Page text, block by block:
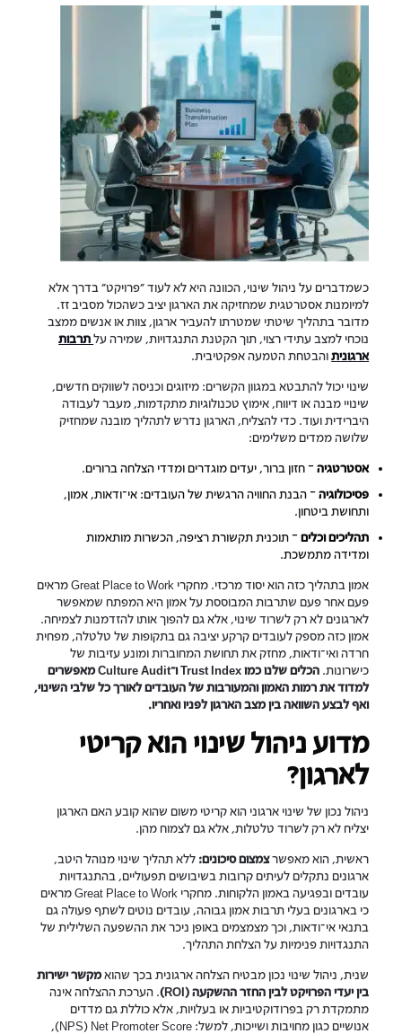
כשמדברים על ניהול שינוי, הכוונה היא לא לעוד “פרויקט” בדרך אלא
למיומנות אסטרטגית שמחזיקה את הארגון יציב כשהכול מסביב זז.
מדובר בתהליך שיטתי שמטרתו להעביר ארגון, צוות או אנשים ממצב
נוכחי למצב עתידי רצוי, תוך הקטנת התנגדויות, שמירה עלתרבות
ארגוניתוהבטחת הטמעה אפקטיבית.
שינוי יכול להתבטא במגוון הקשרים: מיזוגים וכניסה לשווקים חדשים,
שינויי מבנה או דיווח, אימוץ טכנולוגיות מתקדמות, מעבר לעבודה
היברידית ועוד. כדי להצליח, הארגון נדרש לתהליך מובנה שמחזיק
שלושה ממדים משלימים:
אסטרטגיה– חזון ברור, יעדים מוגדרים ומדדי הצלחה ברורים.
פסיכולוגיה– הבנת החוויה הרגשית של העובדים: אי־ודאות, אמון,
ותחושת ביטחון.
תהליכים וכלים– תוכנית תקשורת רציפה, הכשרות מותאמות
ומדידה מתמשכת.
אמון בתהליך כזה הוא יסוד מרכזי. מחקרי Great Place to Work מראים
פעם אחר פעם שתרבות המבוססת על אמון היא המפתח שמאפשר
לארגונים לא רק לשרוד שינוי, אלא גם להפוך אותו להזדמנות לצמיחה.
אמון כזה מספק לעובדים קרקע יציבה גם בתקופות של טלטלה, מפחית
חרדה ואי־ודאות, מחזק את תחושת המחוברות ומונע עזיבות של
כישרונות.
הכלים שלנו כמו Trust Index ו־Culture Audit מאפשרים
למדוד את רמות האמון והמעורבות של העובדים לאורך כל שלבי השינוי,
ואף לבצע השוואה בין מצב הארגון לפניו ואחריו.
מדוע ניהול שינוי הוא קריטי
לארגון?
ניהול נכון של שינוי ארגוני הוא קריטי משום שהוא קובע האם הארגון
יצליח לא רק לשרוד טלטלות, אלא גם לצמוח מהן.
ראשית, הוא מאפשרצמצום סיכונים: ללא תהליך שינוי מנוהל היטב,
ארגונים נתקלים לעיתים קרובות בשיבושים תפעוליים, בהתנגדויות
עובדים ובפגיעה באמון הלקוחות. מחקרי Great Place to Work מראים
כי בארגונים בעלי תרבות אמון גבוהה, עובדים נוטים לשתף פעולה גם
בתנאי אי־ודאות, וכך מצמצמים באופן ניכר את ההשפעה השלילית של
התנגדויות פנימיות על הצלחת התהליך.
שנית, ניהול שינוי נכון מבטיח הצלחה ארגונית בכך שהואמקשר ישירות
בין יעדי הפרויקט לבין החזר ההשקעה (ROI)
. הערכת ההצלחה אינה
מתמקדת רק בפרודוקטיביות או בעלויות, אלא כוללת גם מדדים
אנושיים כגון מחויבות ושייכות, למשל: NPS) Net Promoter Score),